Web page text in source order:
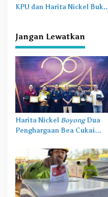
p
s
KPU dan Harita Nickel Buka
Jangan Lewatkan
Harita Nickel BoyongDua
Penghargaan Bea Cukai